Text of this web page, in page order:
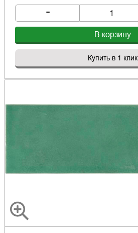
-
В корзину
Купить в 1 клик